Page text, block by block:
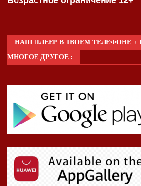
НАШ ПЛЕЕР В ТВОЕМ ТЕЛЕФОНЕ +
МНОГОЕ ДРУГОЕ :